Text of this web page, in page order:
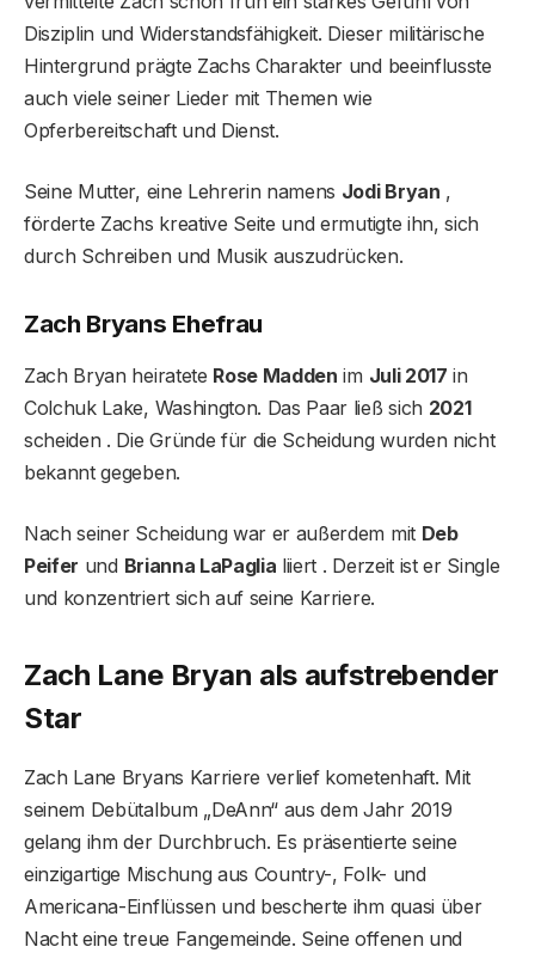
Disziplin und Widerstandsfähigkeit. Dieser militärische
Hintergrund prägte Zachs Charakter und beeinflusste
auch viele seiner Lieder mit Themen wie
Opferbereitschaft und Dienst.
Seine Mutter, eine Lehrerin namens Jodi Bryan ,
förderte Zachs kreative Seite und ermutigte ihn, sich
durch Schreiben und Musik auszudrücken.
Zach Bryans Ehefrau
Zach Bryan heiratete Rose Madden im Juli 2017 in
Colchuk Lake, Washington. Das Paar ließ sich 2021
scheiden . Die Gründe für die Scheidung wurden nicht
bekannt gegeben.
Nach seiner Scheidung war er außerdem mit Deb
Peifer und Brianna LaPaglia liiert . Derzeit ist er Single
und konzentriert sich auf seine Karriere.
Zach Lane Bryan als aufstrebender
Star
Zach Lane Bryans Karriere verlief kometenhaft. Mit
seinem Debütalbum „DeAnn“ aus dem Jahr 2019
gelang ihm der Durchbruch. Es präsentierte seine
einzigartige Mischung aus Country-, Folk- und
Americana-Einflüssen und bescherte ihm quasi über
Nacht eine treue Fangemeinde. Seine offenen und